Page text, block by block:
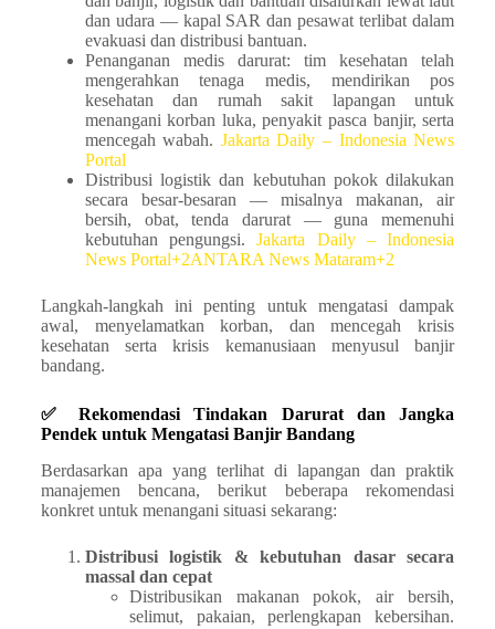
dan udara — kapal SAR dan pesawat terlibat dalam
evakuasi dan distribusi bantuan.
Penanganan medis darurat: tim kesehatan telah
mengerahkan tenaga medis, mendirikan pos
kesehatan dan rumah sakit lapangan untuk
menangani korban luka, penyakit pasca banjir, serta
mencegah wabah. Jakarta Daily – Indonesia News
Portal
Distribusi logistik dan kebutuhan pokok dilakukan
secara besar-besaran — misalnya makanan, air
bersih, obat, tenda darurat — guna memenuhi
kebutuhan pengungsi.Jakarta Daily – Indonesia
News Portal+2ANTARA News Mataram+2
Langkah-langkah ini penting untuk mengatasi dampak
awal, menyelamatkan korban, dan mencegah krisis
kesehatan serta krisis kemanusiaan menyusul banjir
bandang.
✅ Rekomendasi Tindakan Darurat dan Jangka
Pendek untuk Mengatasi Banjir Bandang
Berdasarkan apa yang terlihat di lapangan dan praktik
manajemen bencana, berikut beberapa rekomendasi
konkret untuk menangani situasi sekarang:
Distribusi logistik & kebutuhan dasar secara
massal dan cepat
Distribusikan makanan pokok, air bersih,
selimut, pakaian, perlengkapan kebersihan.